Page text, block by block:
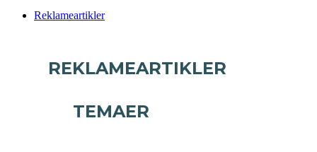
Reklameartikler
REKLAMEARTIKLER
TEMAER